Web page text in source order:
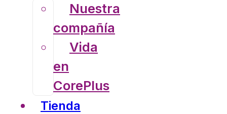
Nuestra
compañía
Vida
en
CorePlus
Tienda